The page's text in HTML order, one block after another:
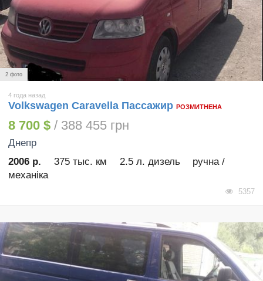
2 фото
4 года назад
Volkswagen Caravella Пассажир РОЗМИТНЕНА
8 700 $ / 388 455 грн
Днепр
2006 р.
375 тыс. км 2.5 л. дизель
ручна /
механіка
5357